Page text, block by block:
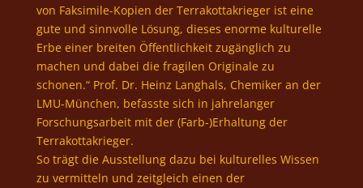
von Faksimile-Kopien der Terrakottakrieger ist eine
gute und sinnvolle Lösung, dieses enorme kulturelle
Erbe einer breiten Öffentlichkeit zugänglich zu
machen und dabei die fragilen Originale zu
schonen.“ Prof. Dr. Heinz Langhals, Chemiker an der
LMU-München, befasste sich in jahrelanger
Forschungsarbeit mit der (Farb-)Erhaltung der
Terrakottakrieger.
So trägt die Ausstellung dazu bei kulturelles Wissen
zu vermitteln und zeitgleich einen der